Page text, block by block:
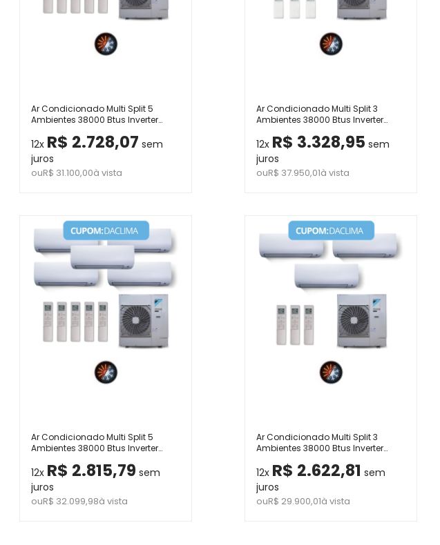
Ar Condicionado Multi Split 5
Ambientes 38000 Btus Inverter
9000 e 2 de 12000 Quente Frio 220V
12x R$ 2.728,07 sem
juros
ouR$ 31.100,00à vista
Ar Condicionado Multi Split 3
Ambientes 38000 Btus Inverter
Uma Via 18000 Quente Frio 220V
12x R$ 3.328,95 sem
juros
ouR$ 37.950,01à vista
Ar Condicionado Multi Split 5
Ambientes 38000 Btus Inverter
9000 e 1 de 24000 Quente Frio 220V
12x R$ 2.815,79 sem
juros
ouR$ 32.099,98à vista
Ar Condicionado Multi Split 3
Ambientes 38000 Btus Inverter
e 2 de 24000 Quente Frio 220V
12x R$ 2.622,81 sem
juros
ouR$ 29.900,01à vista